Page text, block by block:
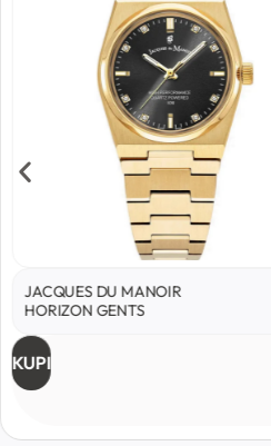
JACQUES DU MANOIR
HORIZON GENTS
KUPI